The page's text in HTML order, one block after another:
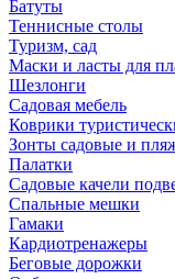
Батуты
Теннисные столы
Туризм, сад
Маски и ласты для
Шезлонги
Садовая мебель
Коврики
Зонты садовые и
Палатки
Садовые качели
Спальные мешки
Гамаки
Кардиотренажеры
Беговые дорожки